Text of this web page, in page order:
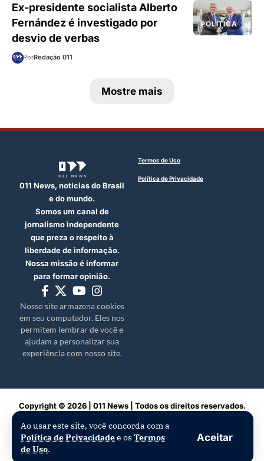
Ao usar este site, você concorda com a
Política de Privacidadee os Termos
de Uso.
Aceitar
POLÍTICA
Ex-presidente socialista Alberto
Fernández é investigado por
desvio de verbas
PorRedação 011
Mostre mais
011 News, notícias do Brasil
e do mundo.
Somos um canal de
jornalismo independente
que preza o respeito à
liberdade de informação.
Nossa missão é informar
para formar opinião.
Nosso site armazena cookies
em seu computador. Eles nos
permitem lembrar de você e
ajudam a personalizar sua
experiência com nosso site.
Termos de Uso
Política de Privacidade
Copyright © 2026 | 011 News | Todos os direitos reservados.